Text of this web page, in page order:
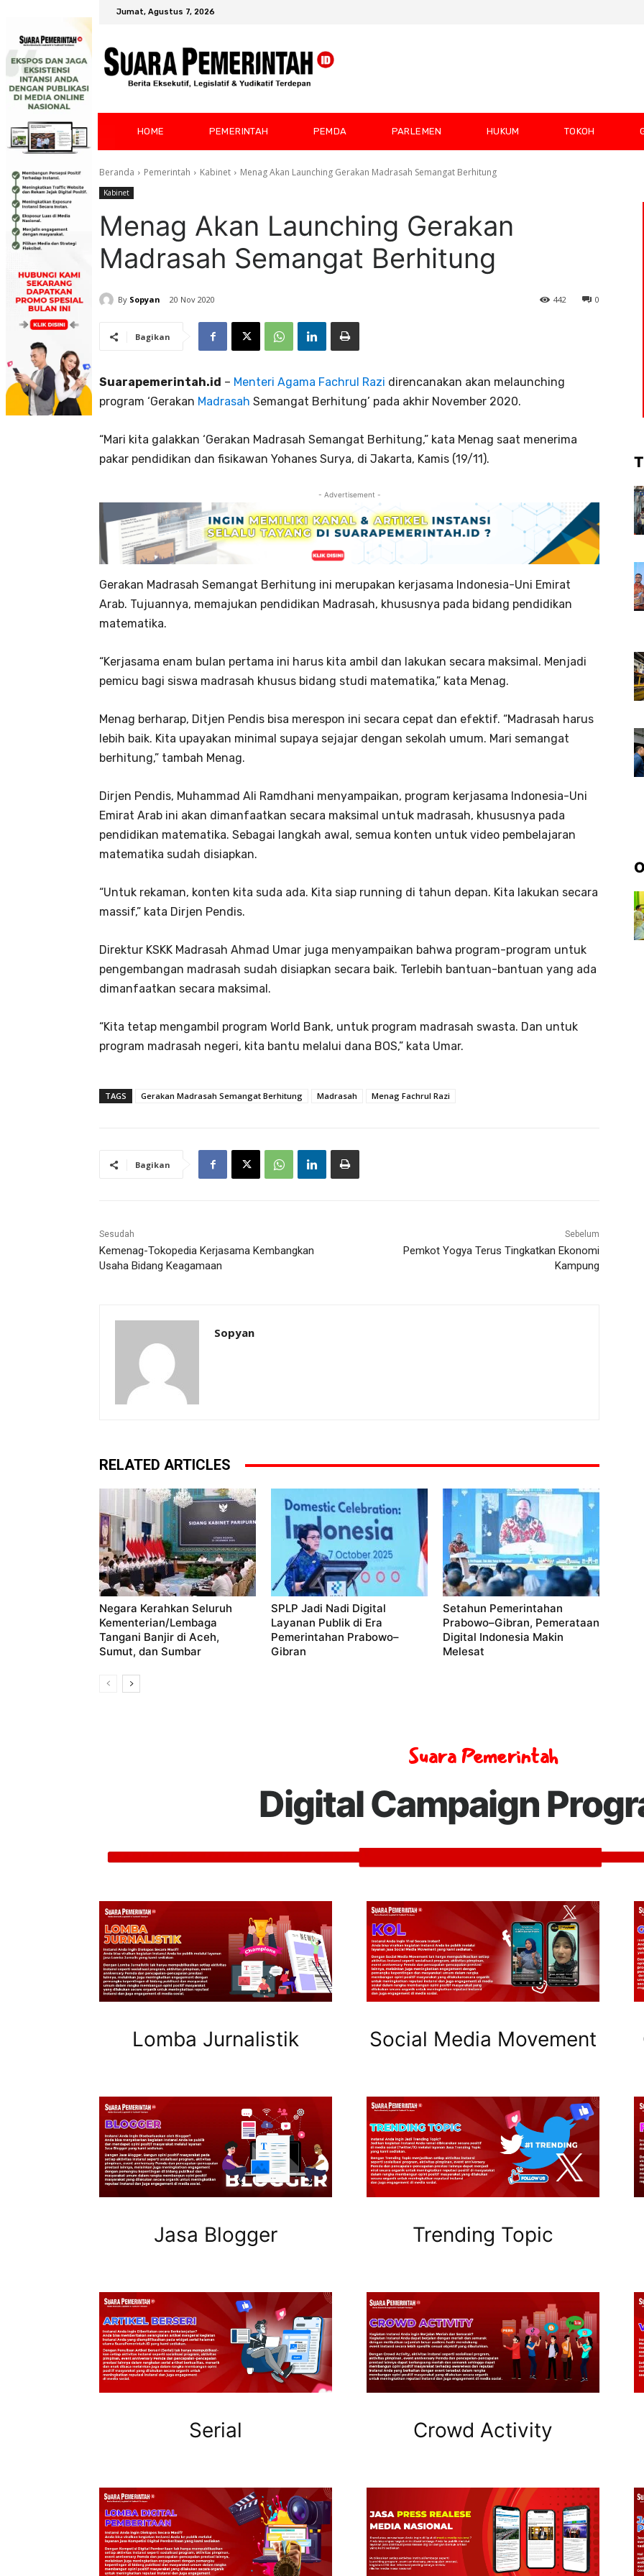
Jumat, Agustus 7, 2026
HOME PEMERINTAH PEMDA PARLEMEN HUKUM TOKOH
Beranda Pemerintah Kabinet Menag Akan Launching Gerakan Madrasah Semangat Berhitung
Kabinet
Menag Akan Launching Gerakan
Madrasah Semangat Berhitung
By Sopyan 20 Nov 2020 0
442
Bagikan
Suarapemerintah.id – Menteri Agama Fachrul Razi direncanakan akan melaunching
program ‘Gerakan Madrasah Semangat Berhitung’ pada akhir November 2020.
“Mari kita galakkan ‘Gerakan Madrasah Semangat Berhitung,” kata Menag saat menerima
pakar pendidikan dan fisikawan Yohanes Surya, di Jakarta, Kamis (19/11).
- Advertisement -
Gerakan Madrasah Semangat Berhitung ini merupakan kerjasama Indonesia-Uni Emirat
Arab. Tujuannya, memajukan pendidikan Madrasah, khususnya pada bidang pendidikan
matematika.
“Kerjasama enam bulan pertama ini harus kita ambil dan lakukan secara maksimal. Menjadi
pemicu bagi siswa madrasah khusus bidang studi matematika,” kata Menag.
Menag berharap, Ditjen Pendis bisa merespon ini secara cepat dan efektif. “Madrasah harus
lebih baik. Kita upayakan minimal supaya sejajar dengan sekolah umum. Mari semangat
berhitung,” tambah Menag.
Dirjen Pendis, Muhammad Ali Ramdhani menyampaikan, program kerjasama Indonesia-Uni
Emirat Arab ini akan dimanfaatkan secara maksimal untuk madrasah, khususnya pada
pendidikan matematika. Sebagai langkah awal, semua konten untuk video pembelajaran
matematika sudah disiapkan.
“Untuk rekaman, konten kita suda ada. Kita siap running di tahun depan. Kita lakukan secara
massif,” kata Dirjen Pendis.
Direktur KSKK Madrasah Ahmad Umar juga menyampaikan bahwa program-program untuk
pengembangan madrasah sudah disiapkan secara baik. Terlebih bantuan-bantuan yang ada
dimanfaatkan secara maksimal.
“Kita tetap mengambil program World Bank, untuk program madrasah swasta. Dan untuk
program madrasah negeri, kita bantu melalui dana BOS,” kata Umar.
TAGS Gerakan Madrasah Semangat Berhitung Madrasah Menag Fachrul Razi
Bagikan
Sesudah
Kemenag-Tokopedia Kerjasama Kembangkan
Usaha Bidang Keagamaan
Sebelum
Pemkot Yogya Terus Tingkatkan Ekonomi
Kampung
Sopyan
RELATED ARTICLES
Negara Kerahkan Seluruh
Kementerian/Lembaga
Tangani Banjir di Aceh,
Sumut, dan Sumbar
SPLP Jadi Nadi Digital
Layanan Publik di Era
Pemerintahan Prabowo–
Gibran
Setahun Pemerintahan
Prabowo–Gibran, Pemerataan
Digital Indonesia Makin
Melesat
Suara Pemerintah
Digital Campaign
Lomba Jurnalistik
Jasa Blogger
Serial
Social Media Movement
Trending Topic
Crowd Activity